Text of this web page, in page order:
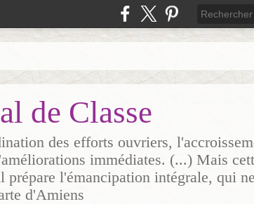
de Classe
des efforts ouvriers,
immédiates. (...) Mais
l'émancipation intégrale, qui
d'Amiens